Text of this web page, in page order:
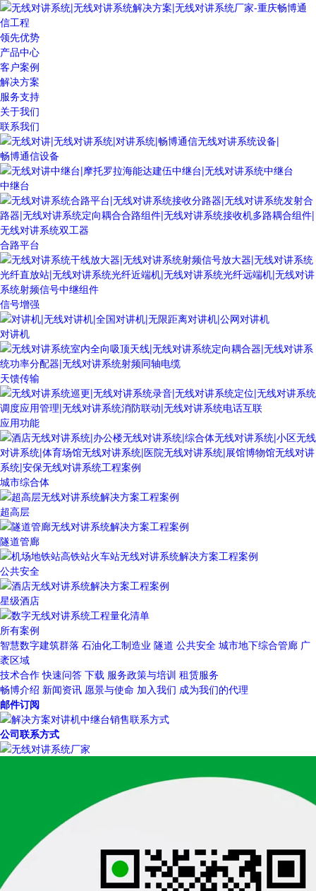
领先优势
产品中心
客户案例
解决方案
服务支持
关于我们
联系我们
畅博通信设备
中继台
合路平台
信号增强
对讲机
天馈传输
应用功能
城市综合体
超高层
隧道管廊
公共安全
星级酒店
所有案例
智慧数字建筑群落 石油化工制造业 隧道 公共安全 城市地下综合管廊 广
袤区域
技术合作 快速问答 下载 服务政策与培训 租赁服务
畅博介绍 新闻资讯 愿景与使命 加入我们 成为我们的代理
邮件订阅
公司联系方式